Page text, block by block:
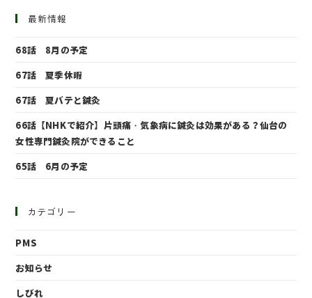
最新情報
68話 8月の予定
67話 夏季休暇
67話 夏バテと鍼灸
66話【NHKで紹介】片頭痛・気象病に鍼灸は効果がある？仙台の
女性専門鍼灸院ができること
65話 6月の予定
カテゴリー
PMS
お知らせ
しびれ